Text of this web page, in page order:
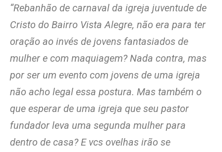
“Rebanhão de carnaval da igreja juventude de
Cristo do Bairro Vista Alegre, não era para ter
oração ao invés de jovens fantasiados de
mulher e com maquiagem? Nada contra, mas
por ser um evento com jovens de uma igreja
não acho legal essa postura. Mas também o
que esperar de uma igreja que seu pastor
fundador leva uma segunda mulher para
dentro de casa? E vcs ovelhas irão se